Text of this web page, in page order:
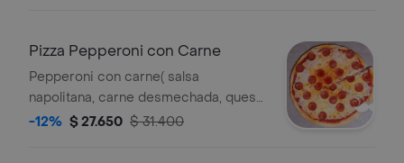
Pizza Pepperoni con Carne
Pepperoni con carne( salsa
napolitana, carne desmechada, queso
tocineta pepperoni.
-12% $ 27.650 $ 31.400